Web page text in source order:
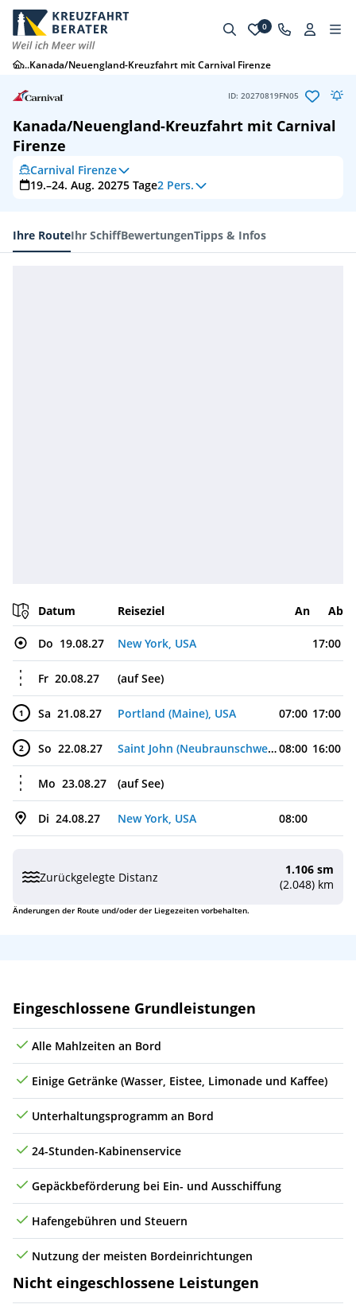
0
...Kanada/Neuengland-Kreuzfahrt mit Carnival Firenze
ID: 20270819FN05
Kanada/Neuengland-Kreuzfahrt mit Carnival
Firenze
Carnival Firenze
19.–24. Aug. 20275 Tage2 Pers.
Ihre RouteIhr SchiffBewertungenTipps & Infos
Datum Reiseziel An Ab
Do 19.08.27 New York, USA 17:00
Fr 20.08.27 (auf See)
1 Sa 21.08.27 Portland (Maine), USA 07:00 17:00
2 So 22.08.27 Saint John (Neubraunschweig), Kanada08:00 16:00
Mo 23.08.27 (auf See)
Di 24.08.27 New York, USA 08:00
Zurückgelegte Distanz
1.106 sm
(2.048) km
Änderungen der Route und/oder der Liegezeiten vorbehalten.
Leistungen
Eingeschlossene Grundleistungen
Alle Mahlzeiten an Bord
Einige Getränke (Wasser, Eistee, Limonade und Kaffee)
Unterhaltungsprogramm an Bord
24-Stunden-Kabinenservice
Gepäckbeförderung bei Ein- und Ausschiffung
Hafengebühren und Steuern
Nutzung der meisten Bordeinrichtungen
Nicht eingeschlossene Leistungen